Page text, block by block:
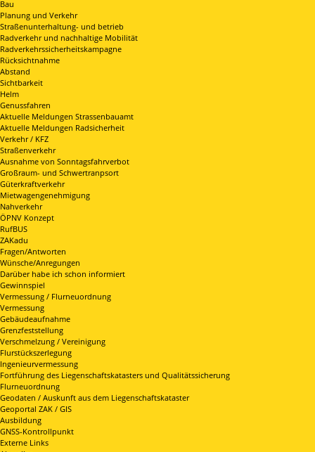
Bau
Planung und Verkehr
Straßenunterhaltung- und betrieb
Radverkehr und nachhaltige Mobilität
Radverkehrssicherheitskampagne
Rücksichtnahme
Abstand
Sichtbarkeit
Helm
Genussfahren
Aktuelle Meldungen Strassenbauamt
Aktuelle Meldungen Radsicherheit
Verkehr / KFZ
Straßenverkehr
Ausnahme von Sonntagsfahrverbot
Großraum- und Schwertranpsort
Güterkraftverkehr
Mietwagengenehmigung
Nahverkehr
ÖPNV Konzept
RufBUS
ZAKadu
Fragen/Antworten
Wünsche/Anregungen
Darüber habe ich schon informiert
Gewinnspiel
Vermessung / Flurneuordnung
Vermessung
Gebäudeaufnahme
Grenzfeststellung
Verschmelzung / Vereinigung
Flurstückszerlegung
Ingenieurvermessung
Fortführung des Liegenschaftskatasters und Qualitätssicherung
Flurneuordnung
Geodaten / Auskunft aus dem Liegenschaftskataster
Geoportal ZAK / GIS
Ausbildung
GNSS-Kontrollpunkt
Externe Links